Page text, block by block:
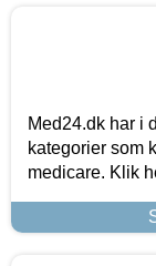
Med24.dk har i
kategorier som
medicare. Klik